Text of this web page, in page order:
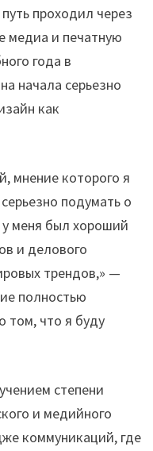
проходил через
медиа и печатную
года в
начала серьезно
как
мнение которого я
подумать о
меня был хороший
и делового
трендов,» —
полностью
том, что я буду
степени
и медийного
коммуникаций, где